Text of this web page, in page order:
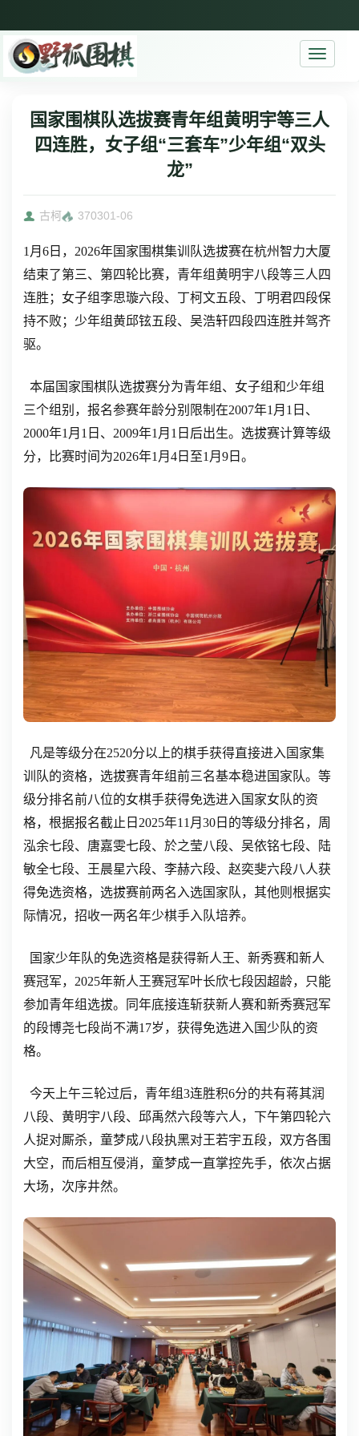
Toggle
国家围棋队选拔赛青年组黄明宇等三人
四连胜，女子组“三套车”少年组“双头
龙”
古柯 370301-06
1月6日，2026年国家围棋集训队选拔赛在杭州智力大厦
结束了第三、第四轮比赛，青年组黄明宇八段等三人四
连胜；女子组李思璇六段、丁柯文五段、丁明君四段保
持不败；少年组黄邱铉五段、吴浩轩四段四连胜并驾齐
驱。
本届国家围棋队选拔赛分为青年组、女子组和少年组
三个组别，报名参赛年龄分别限制在2007年1月1日、
2000年1月1日、2009年1月1日后出生。选拔赛计算等级
分，比赛时间为2026年1月4日至1月9日。
凡是等级分在2520分以上的棋手获得直接进入国家集
训队的资格，选拔赛青年组前三名基本稳进国家队。等
级分排名前八位的女棋手获得免选进入国家女队的资
格，根据报名截止日2025年11月30日的等级分排名，周
泓余七段、唐嘉雯七段、於之莹八段、吴依铭七段、陆
敏全七段、王晨星六段、李赫六段、赵奕斐六段八人获
得免选资格，选拔赛前两名入选国家队，其他则根据实
际情况，招收一两名年少棋手入队培养。
国家少年队的免选资格是获得新人王、新秀赛和新人
赛冠军，2025年新人王赛冠军叶长欣七段因超龄，只能
参加青年组选拔。同年底接连斩获新人赛和新秀赛冠军
的段博尧七段尚不满17岁，获得免选进入国少队的资
格。
今天上午三轮过后，青年组3连胜积6分的共有蒋其润
八段、黄明宇八段、邱禹然六段等六人，下午第四轮六
人捉对厮杀，童梦成八段执黑对王若宇五段，双方各围
大空，而后相互侵消，童梦成一直掌控先手，依次占据
大场，次序井然。